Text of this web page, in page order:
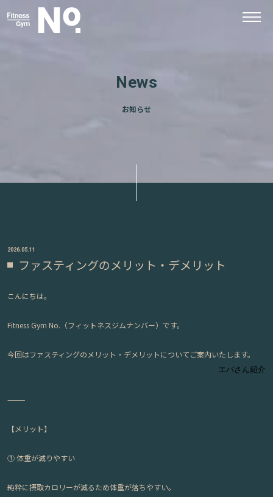
News
お知らせ
2026.05.11
ファスティングのメリット・デメリット
こんにちは。
Fitness Gym No.（フィットネスジムナンバー）です。
今回はファスティングのメリット・デメリットについてご案内いたします。
エバさん紹介
⸻
【メリット】
①体重が減りやすい
純粋に摂取カロリーが減るため体重が落ちやすい。